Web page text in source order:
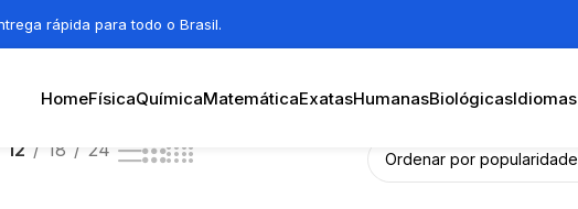
rápida para todo o Brasil.
HomeFísicaQuímicaMatemáticaExatasHumanasBiológicasIdiomas
12 18 24